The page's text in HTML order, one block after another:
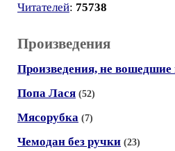
Читателей: 75738
Произведения
Произведения, не вошедшие
Попа Лася (52)
Мясорубка (7)
Чемодан без ручки (23)